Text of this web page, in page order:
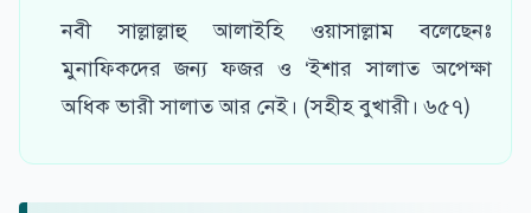
নবী সাল্লাল্লাহু আলাইহি ওয়াসাল্লাম বলেছেনঃ
মুনাফিকদের জন্য ফজর ও ‘ইশার সালাত অপেক্ষা
অধিক ভারী সালাত আর নেই। (সহীহ বুখারী। ৬৫৭)